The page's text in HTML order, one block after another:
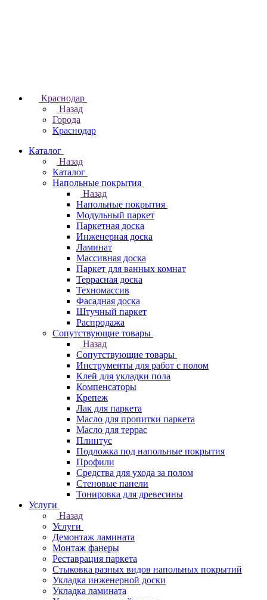
Краснодар
Назад
Города
Краснодар
Каталог
Назад
Каталог
Напольные покрытия
Назад
Напольные покрытия
Модульный паркет
Паркетная доска
Инженерная доска
Ламинат
Массивная доска
Паркет для ванных комнат
Террасная доска
Техномассив
Фасадная доска
Штучный паркет
Распродажа
Сопутствующие товары
Назад
Сопутствующие товары
Инструменты для работ с полом
Клей для укладки пола
Компенсаторы
Крепеж
Лак для паркета
Масло для пропитки паркета
Масло для террас
Плинтус
Подложка под напольные покрытия
Профили
Средства для ухода за полом
Стеновые панели
Тонировка для древесины
Услуги
Назад
Услуги
Демонтаж ламината
Монтаж фанеры
Реставрация паркета
Стыковка разных видов напольных покрытий
Укладка инженерной доски
Укладка ламината